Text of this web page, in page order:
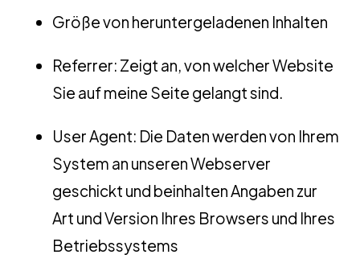
Größe von heruntergeladenen Inhalten
Referrer: Zeigt an, von welcher Website
Sie auf meine Seite gelangt sind.
User Agent: Die Daten werden von Ihrem
System an unseren Webserver
geschickt und beinhalten Angaben zur
Art und Version Ihres Browsers und Ihres
Betriebssystems